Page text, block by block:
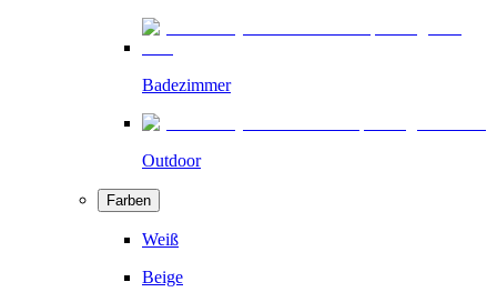
Badezimmer
Outdoor
Farben
Weiß
Beige